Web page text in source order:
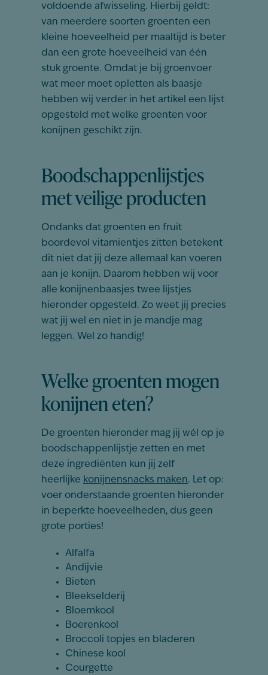
voldoende afwisseling. Hierbij geldt:
van meerdere soorten groenten een
kleine hoeveelheid per maaltijd is beter
dan een grote hoeveelheid van één
stuk groente. Omdat je bij groenvoer
wat meer moet opletten als baasje
hebben wij verder in het artikel een lijst
opgesteld met welke groenten voor
konijnen geschikt zijn.
Boodschappenlijstjes
met veilige producten
Ondanks dat groenten en fruit
boordevol vitamientjes zitten betekent
dit niet dat jij deze allemaal kan voeren
aan je konijn. Daarom hebben wij voor
alle konijnenbaasjes twee lijstjes
hieronder opgesteld. Zo weet jij precies
wat jij wel en niet in je mandje mag
leggen. Wel zo handig!
Welke groenten mogen
konijnen eten?
De groenten hieronder mag jij wél op je
boodschappenlijstje zetten en met
deze ingrediënten kun jij zelf
heerlijke konijnensnacks maken. Let op:
voer onderstaande groenten hieronder
in beperkte hoeveelheden, dus geen
grote porties!
Alfalfa
Andijvie
Bieten
Bleekselderij
Bloemkool
Boerenkool
Broccoli topjes en bladeren
Chinese kool
Courgette